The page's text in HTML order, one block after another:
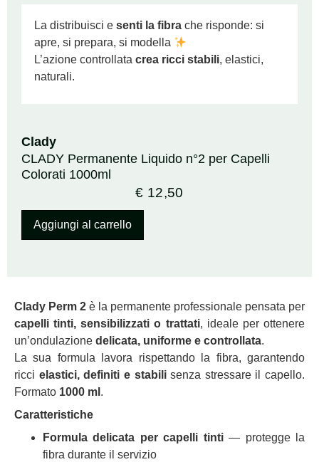
La distribuisci e senti la fibra che risponde: si
apre, si prepara, si modella
L’azione controllata crea ricci stabili, elastici,
naturali.
Clady
CLADY Permanente Liquido n°2 per Capelli
Colorati 1000ml
€ 12,50
Aggiungi al carrello
Clady Perm 2 è la permanente professionale pensata per
capelli tinti, sensibilizzati o trattati, ideale per ottenere
un’ondulazione delicata, uniforme e controllata.
La sua formula lavora rispettando la fibra, garantendo
ricci elastici, definiti e stabilisenza stressare il capello.
Formato 1000 ml .
Caratteristiche
Formula delicata per capelli tinti— protegge la
fibra durante il servizio